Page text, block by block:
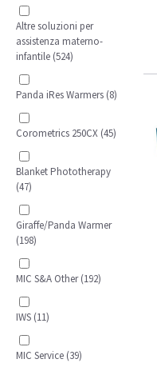
Altre soluzioni per
assistenza materno-
infantile (524)
Panda iRes Warmers (8)
Corometrics 250CX (45)
Blanket Phototherapy
(47)
Giraffe/Panda Warmer
(198)
MIC S&A Other (192)
IWS (11)
MIC Service (39)